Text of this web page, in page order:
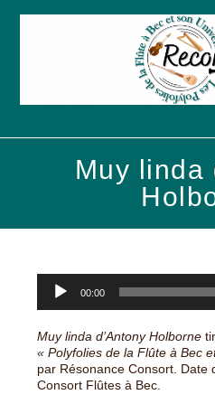
Muy linda
Lecteur
audio
00:00
Muy linda d’Antony Holborne
« Polyfolies de la Flûte à Bec
par Résonance Consort. Date
Consort Flûtes à Bec.